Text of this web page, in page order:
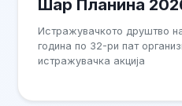
Шар Планина
Истражувачкото друштво
година по 32-ри пат
истражувачка акција